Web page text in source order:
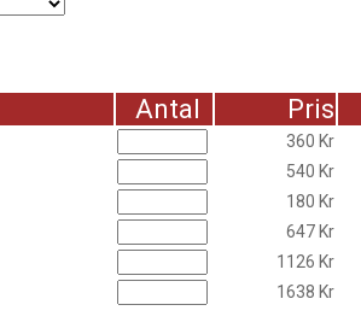
Antal Pris
360 Kr
540 Kr
180 Kr
647 Kr
1126 Kr
1638 Kr